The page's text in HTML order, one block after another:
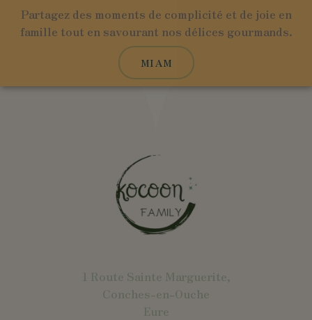
Partagez des moments de complicité et de joie en
famille tout en savourant nos délices gourmands.
MIAM
1 Route Sainte Marguerite,
Conches-en-Ouche
Eure